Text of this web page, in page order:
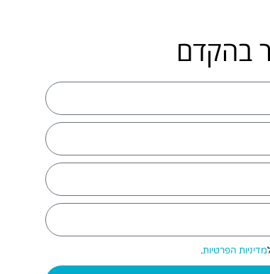
בהקדם
מדיניות הפרטיות.